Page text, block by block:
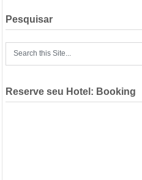
Pesquisar
Reserve seu Hotel: Booking